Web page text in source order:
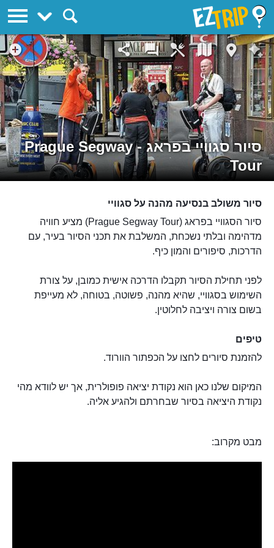
סיור סגוויי בפראג - Prague Segway
Tour
סיור משולב בנסיעה מהנה על סגוויי
סיור הסגוויי בפראג (Prague Segway Tour) מציע חוויה
מדהימה ובלתי נשכחת, המשלבת את תכני הסיור בעיר, עם
הדרכות, סיפורים והמון כיף.
לפני תחילת הסיור תקבלו הדרכה אישית כמובן, על צורת
השימוש בסגוויי, שהיא מהנה, פשוטה, בטוחה, לא מעייפת
בשום צורה ויציבה לחלוטין.
טיפים
להזמנת סיורים לחצו על הכפתור הוורוד.
המיקום שלנו כאן הוא נקודת יציאה פופולרית, אך יש לוודא מהי
נקודת היציאה בסיור שבחרתם ולהגיע אליה.
מבט מקרוב:
EZTrip